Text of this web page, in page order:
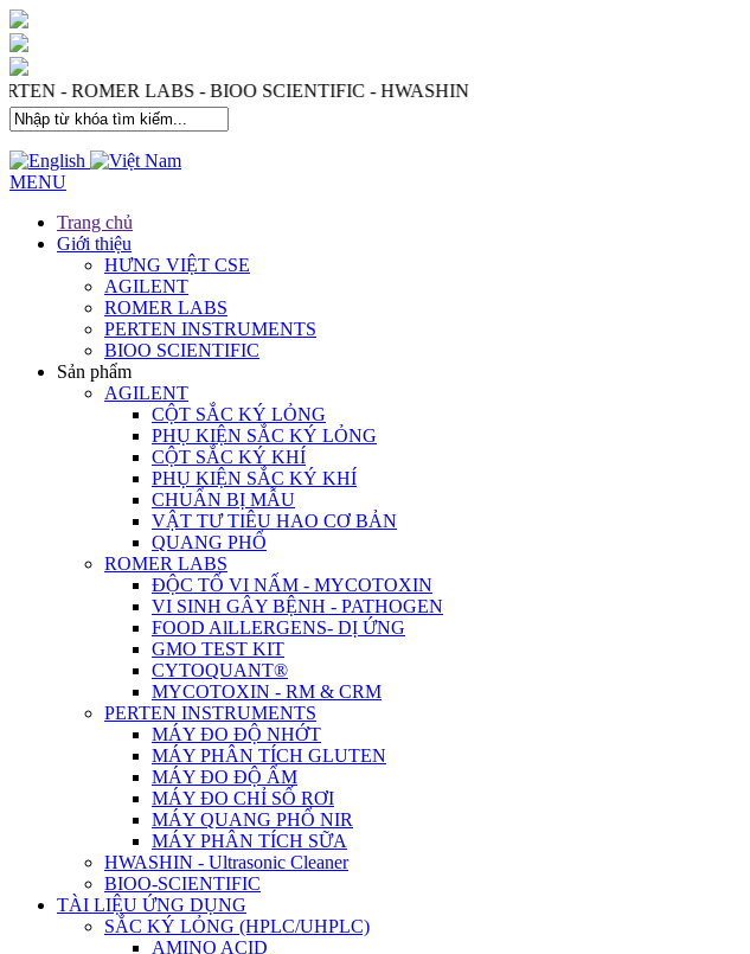
PERTEN - ROMER LABS - BIOO SCIENTIFIC - HWASHIN
MENU
Trang chủ
Giới thiệu
HƯNG VIỆT CSE
AGILENT
ROMER LABS
PERTEN INSTRUMENTS
BIOO SCIENTIFIC
Sản phẩm
AGILENT
CỘT SẮC KÝ LỎNG
PHỤ KIỆN SẮC KÝ LỎNG
CỘT SẮC KÝ KHÍ
PHỤ KIỆN SẮC KÝ KHÍ
CHUẨN BỊ MẪU
VẬT TƯ TIÊU HAO CƠ BẢN
QUANG PHỔ
ROMER LABS
ĐỘC TỐ VI NẤM - MYCOTOXIN
VI SINH GÂY BỆNH - PATHOGEN
FOOD AlLLERGENS- DỊ ỨNG
GMO TEST KIT
CYTOQUANT®
MYCOTOXIN - RM & CRM
PERTEN INSTRUMENTS
MÁY ĐO ĐỘ NHỚT
MÁY PHÂN TÍCH GLUTEN
MÁY ĐO ĐỘ ẨM
MÁY ĐO CHỈ SỐ RƠI
MÁY QUANG PHỔ NIR
MÁY PHÂN TÍCH SỮA
HWASHIN - Ultrasonic Cleaner
BIOO-SCIENTIFIC
TÀI LIỆU ỨNG DỤNG
SẮC KÝ LỎNG (HPLC/UHPLC)
AMINO ACID